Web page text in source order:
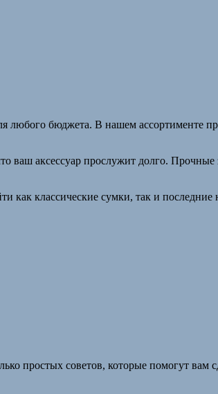
любого бюджета. В нашем ассортименте
ваш аксессуар прослужит долго. Прочные
как классические сумки, так и
простых советов, которые помогут вам